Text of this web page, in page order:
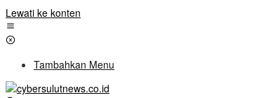
Lewati ke konten
Tambahkan Menu